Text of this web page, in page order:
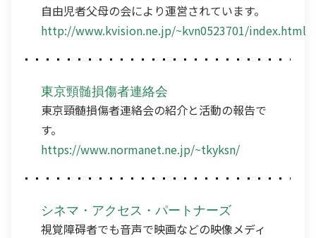
自由児者父母の会により運営されています。
http://www.kvision.ne.jp/~kvn0523701/index.html
東京頸髄損傷者連絡会
東京頸髄損傷者連絡会の紹介と活動の報告で
す。
https://www.normanet.ne.jp/~tkyksn/
シネマ・アクセス・パートナーズ
視覚障碍者でも音声で映画などの映像メディ